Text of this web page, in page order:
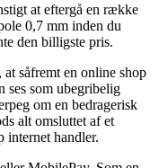
at eftergå en række
0,7 mm inden du
den billigste pris.
såfremt en online shop
ses som ubegribelig
om en bedragerisk
alt omsluttet af et
internet handler.